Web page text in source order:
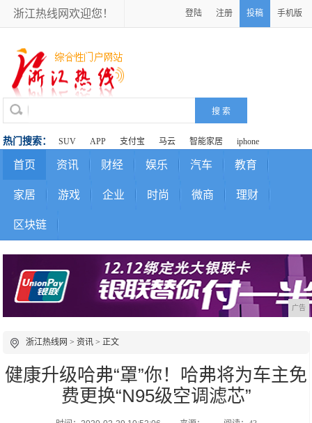
浙江热线网欢迎您！ 登陆 注册 投稿 手机版
热门搜索： SUV APP 支付宝 马云 智能家居 iphone
首页 资讯 财经 娱乐 汽车 教育
家居 游戏 企业 时尚 微商 理财
区块链
广告
浙江热线网 >资讯 > 正文
健康升级哈弗“罩”你！哈弗将为车主免
费更换“N95级空调滤芯”